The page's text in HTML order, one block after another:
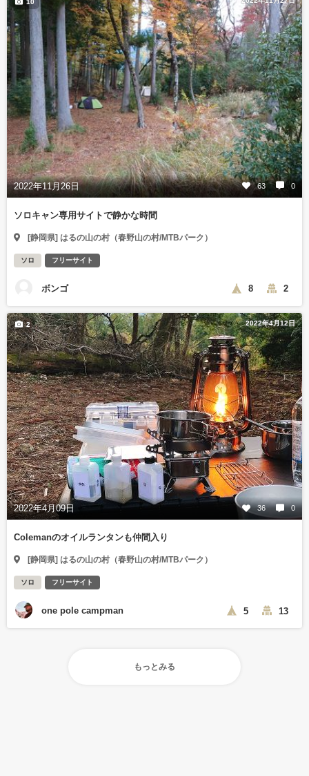
2022年11月26日 63 0
10
ソロキャン専用サイトで静かな時間
[静岡県] はるの山の村（春野山の村/MTBパーク）
ソロ フリーサイト
ボンゴ 8 2
2022年4月12日
2022年4月09日 36 0
2
Colemanのオイルランタンも仲間入り
[静岡県] はるの山の村（春野山の村/MTBパーク）
ソロ フリーサイト
one pole campman 5 13
もっとみる